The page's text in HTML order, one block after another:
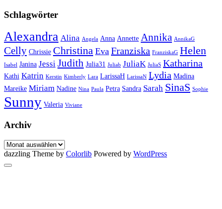
Schlagwörter
Alexandra Alina Angela Anna Annette Annika AnnikaG
Celly Chrissie Christina Eva Franziska FranziskaG Helen
Isabel Janina Jessi Judith Julia31 Juliab JuliaK JuliaS Katharina
Kathi Katrin Kerstin Kimberly Lara LarissaH LarissaN Lydia Madina
Mareike Miriam Nadine Nina Paula Petra Sandra Sarah SinaS Sophie
Sunny Valeria Viviane
Archiv
Archiv
dazzling Theme by Colorlib Powered by WordPress